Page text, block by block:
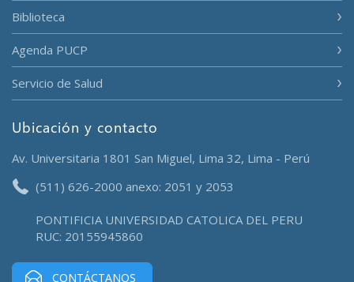
Biblioteca
Agenda PUCP
Servicio de Salud
Ubicación y contacto
Av. Universitaria 1801 San Miguel, Lima 32, Lima - Perú
(511) 626-2000 anexo: 2051 y 2053
PONTIFICIA UNIVERSIDAD CATOLICA DEL PERU
RUC: 20155945860
CONTÁCTANOS